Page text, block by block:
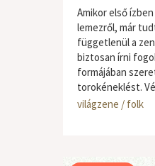
Amikor első
lemezről, már
függetlenül a
biztosan írni
formájában
torokéneklést.
világzene / folk